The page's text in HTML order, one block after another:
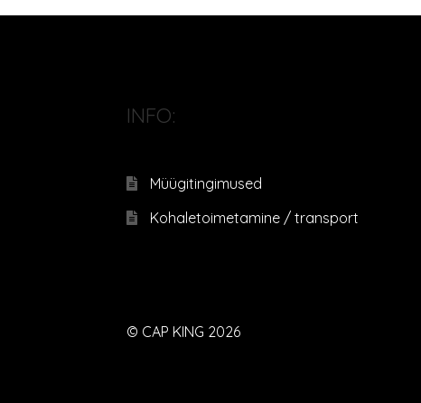
INFO:
Müügitingimused
Kohaletoimetamine / transport
© CAP KING 2026